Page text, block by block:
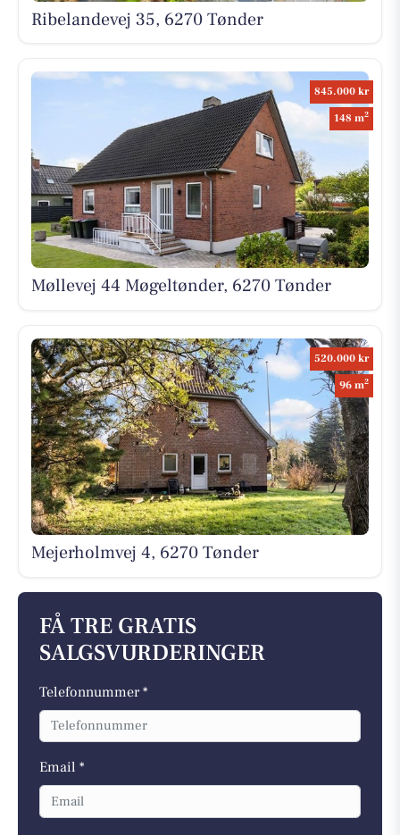
Ribelandevej 35, 6270 Tønder
845.000 kr
148 m2
Møllevej 44 Møgeltønder, 6270 Tønder
520.000 kr
96 m2
Mejerholmvej 4, 6270 Tønder
FÅ TRE GRATIS
SALGSVURDERINGER
Telefonnummer *
Email *